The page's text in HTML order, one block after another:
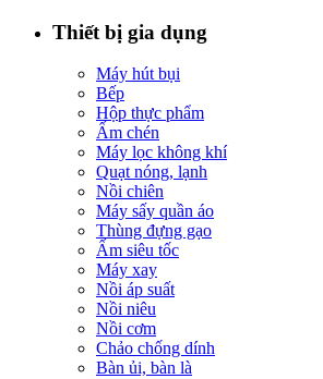
Thiết bị gia dụng
Máy hút bụi
Bếp
Hộp thực phẩm
Ấm chén
Máy lọc không khí
Quạt nóng, lạnh
Nồi chiên
Máy sấy quần áo
Thùng đựng gạo
Ấm siêu tốc
Máy xay
Nồi áp suất
Nồi niêu
Nồi cơm
Chảo chống dính
Bàn ủi, bàn là